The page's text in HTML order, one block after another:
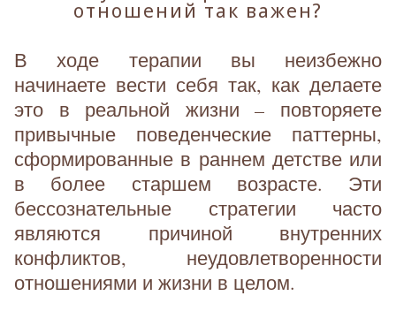
отношений так важен?
В ходе терапии вы неизбежно
начинаете вести себя так, как делаете
это в реальной жизни – повторяете
привычные поведенческие паттерны,
сформированные в раннем детстве или
в более старшем возрасте. Эти
бессознательные стратегии часто
являются причиной внутренних
конфликтов, неудовлетворенности
отношениями и жизни в целом.